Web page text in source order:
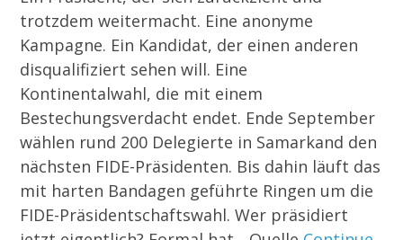
trotzdem weitermacht. Eine anonyme
Kampagne. Ein Kandidat, der einen anderen
disqualifiziert sehen will. Eine
Kontinentalwahl, die mit einem
Bestechungsverdacht endet. Ende September
wählen rund 200 Delegierte in Samarkand den
nächsten FIDE-Präsidenten. Bis dahin läuft das
mit harten Bandagen geführte Ringen um die
FIDE-Präsidentschaftswahl. Wer präsidiert